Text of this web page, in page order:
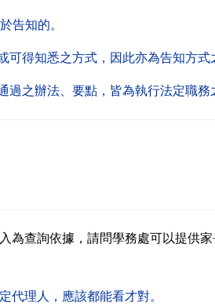
告知的。
得知悉之方式，因此亦為告知方式
之辦法、要點，皆為執行法定職務
為查詢依據，請問學務處可以提供
代理人，應該都能看才對。